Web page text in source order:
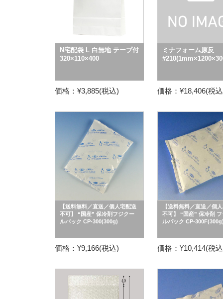
N宅配袋 L 白無地 テープ付
320×110×400
価格：¥3,885(税込)
ミナフォーム原反
価格：¥18,406(税
【送料無料／直送／個人宅配送
不可】 “国産” 保冷剤フジクー
ルパック CP-300(300g)
価格：¥9,166(税込)
【送料無料／直送／個
不可】 “国産” 保冷剤 フ
ルパック CP-
価格：¥10,414(税